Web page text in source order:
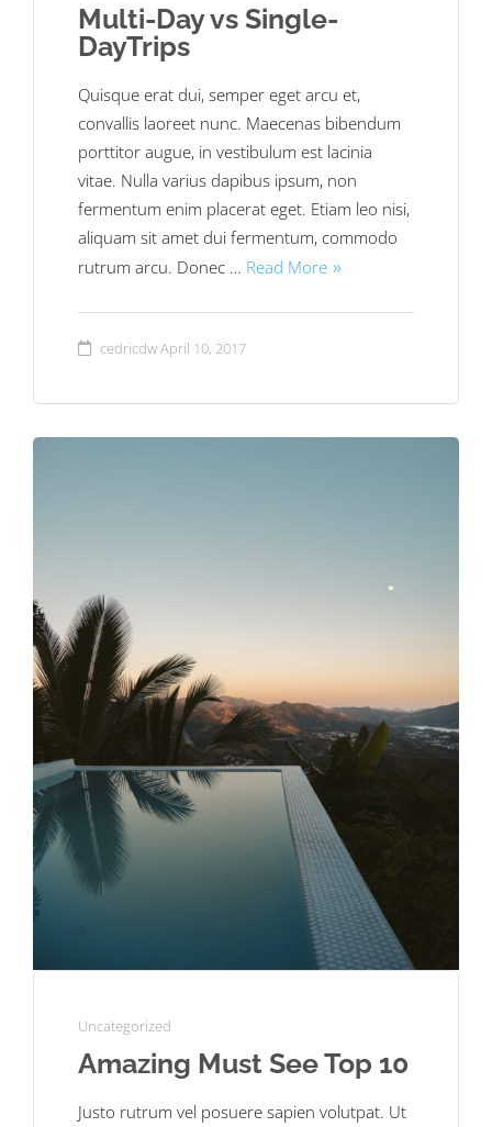
Multi-Day vs Single-
DayTrips
Quisque erat dui, semper eget arcu et,
convallis laoreet nunc. Maecenas bibendum
porttitor augue, in vestibulum est lacinia
vitae. Nulla varius dapibus ipsum, non
fermentum enim placerat eget. Etiam leo nisi,
aliquam sit amet dui fermentum, commodo
rutrum arcu. Donec … Read More
cedricdwApril 10, 2017
Uncategorized
Amazing Must See Top 10
Justo rutrum vel posuere sapien volutpat. Ut